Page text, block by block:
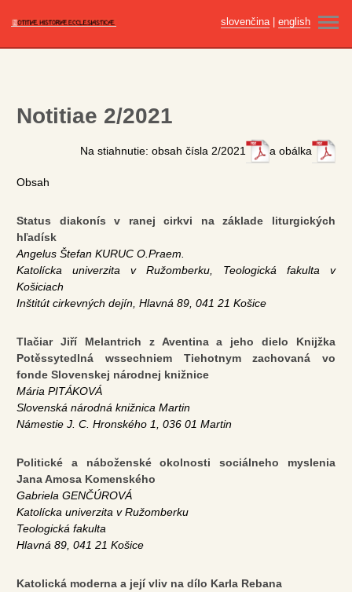
slovenčina| english
ÚVOD
ARCHÍV
PRE AUTOROV
ETIKA PUBLIKOVANIA
REDAKČNÁ RADA
VYDAVATEĽ
KONTAKT
Notitiae 2/2021
Na stiahnutie: obsah čísla 2/2021 a obálka
Obsah
Status diakonís v ranej cirkvi na základe liturgických
hľadísk
Angelus Štefan KURUC O.Praem.
Katolícka univerzita v Ružomberku, Teologická fakulta v
Košiciach
Inštitút cirkevných dejín, Hlavná 89, 041 21 Košice
Tlačiar Jiří Melantrich z Aventina a jeho dielo Knijžka
Potěssytedlná wssechniem Tiehotnym zachovaná vo
fonde Slovenskej národnej knižnice
Mária PITÁKOVÁ
Slovenská národná knižnica Martin
Námestie J. C. Hronského 1, 036 01 Martin
Politické a náboženské okolnosti sociálneho myslenia
Jana Amosa Komenského
Gabriela GENČÚROVÁ
Katolícka univerzita v Ružomberku
Teologická fakulta
Hlavná 89, 041 21 Košice
Katolická moderna a její vliv na dílo Karla Rebana